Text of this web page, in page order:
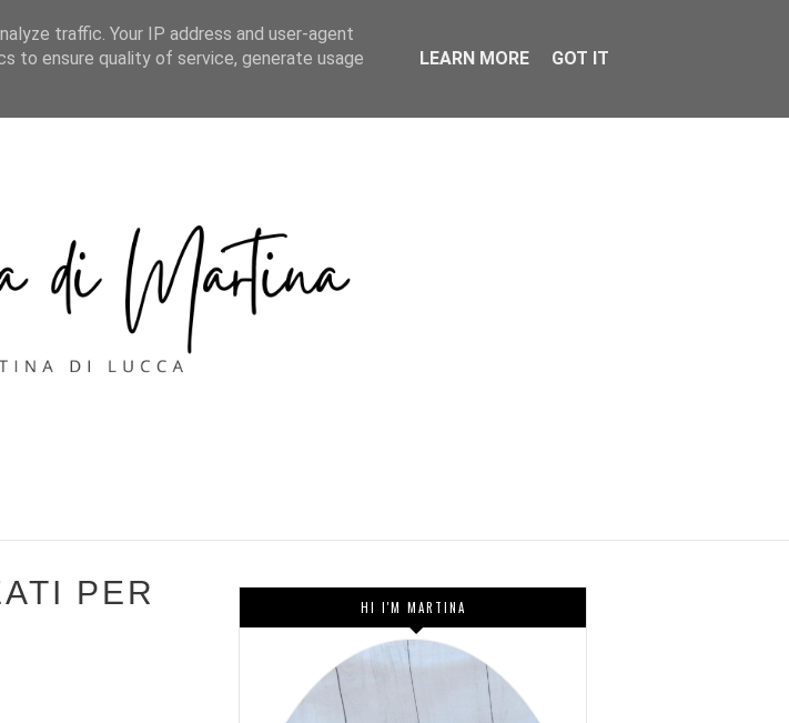
PER
HI I'M MARTINA
traffic. Your IP address and user-agent
to ensure quality of service, generate usage
LEARN MORE GOT IT